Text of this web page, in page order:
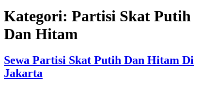
Kategori: Partisi Skat Putih
Dan Hitam
Sewa Partisi Skat Putih Dan Hitam Di
Jakarta